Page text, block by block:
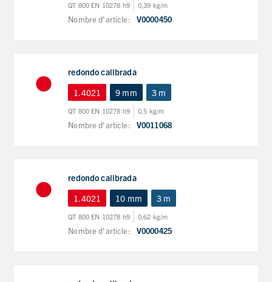
QT 800 EN 10278 h9 0,39 kg/m
Nombre d'article: V0000450
redondo calibrada
1.4021
9 mm 3 m
QT 800 EN 10278 h9 0,5 kg/m
Nombre d'article: V0011068
redondo calibrada
1.4021
10 mm 3 m
QT 800 EN 10278 h9 0,62 kg/m
Nombre d'article: V0000425